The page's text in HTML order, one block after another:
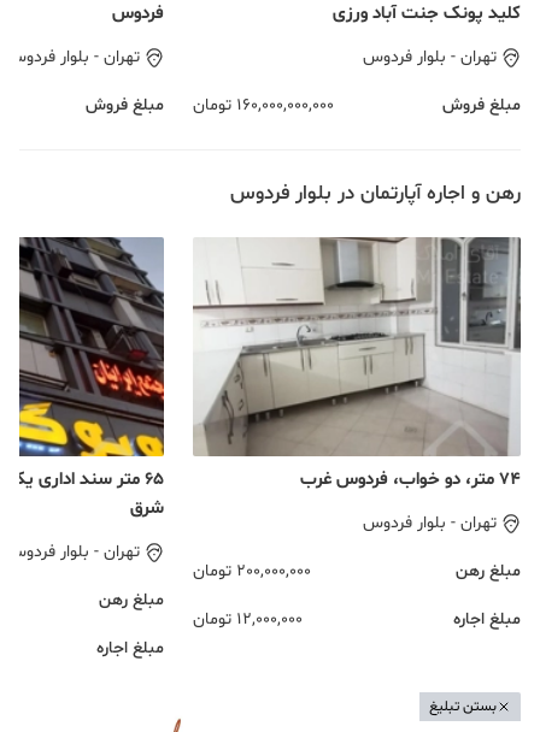
کلید پونک جنت آباد ورزی
تهران - بلوار فردوس
مبلغ فروش 160,000,000,000 تومان
فردوس
تهران - بلوار فردوس
مبلغ فروش
رهن و اجاره آپارتمان در بلوار فردوس
74 متر، دو خواب، فردوس غرب
تهران - بلوار فردوس
مبلغ رهن 200,000,000 تومان
مبلغ اجاره 12,000,000 تومان
65 متر سند اداری
شرق
تهران - بلوار فردوس
مبلغ رهن
مبلغ اجاره
بستن تبلیغ